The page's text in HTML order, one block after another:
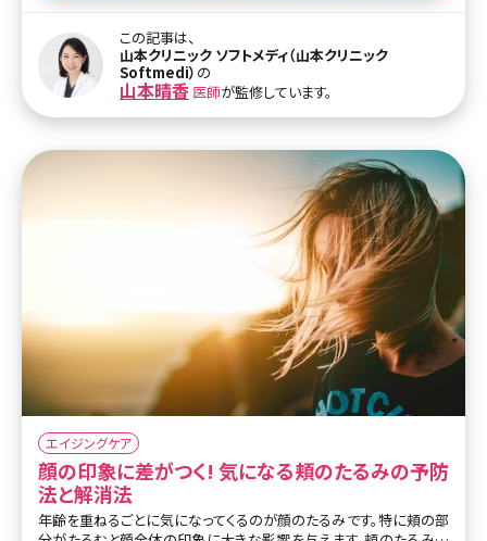
のたるみは表皮・真皮・皮下脂肪・筋肉・骨まで様々な層の変化が重
なって起こるため、一人ひとりの状態に合わせたアプローチが必要
です。現在のたるみの程度やライフスタイルを考慮して、その方に最
適な治療計画を組み立てることが重要といえます。 目次 1.美容外科
でできる顔のリフトアップ方法とは?〜手術による切る顔のリフトアッ
プ〜 2.切らない顔のリフトアップ方法いろいろ 3.顔のリフトアップま
とめ〜効
この記事は、
山本クリニック ソフトメディ（山本クリニック
Softmedi） の
山本晴香 医師が監修しています。
エイジングケア
顔の印象に差がつく! 気になる頬のたるみの予防
法と解消法
年齢を重ねるごとに気になってくるのが顔のたるみです。特に頬の部